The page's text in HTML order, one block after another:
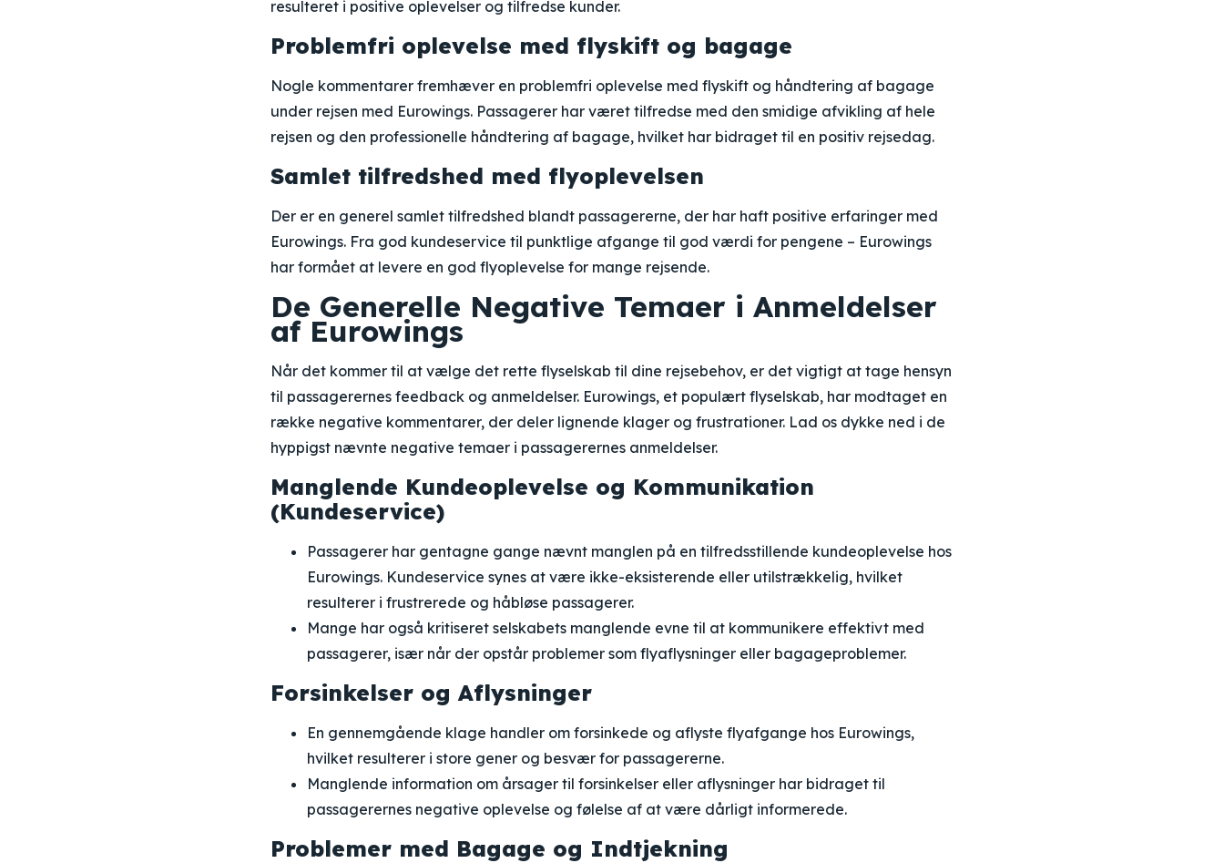
resulteret i positive oplevelser og tilfredse kunder.
Problemfri oplevelse med flyskift og bagage
Nogle kommentarer fremhæver en problemfri oplevelse med flyskift og håndtering af bagage
under rejsen med Eurowings. Passagerer har været tilfredse med den smidige afvikling af hele
rejsen og den professionelle håndtering af bagage, hvilket har bidraget til en positiv rejsedag.
Samlet tilfredshed med flyoplevelsen
Der er en generel samlet tilfredshed blandt passagererne, der har haft positive erfaringer med
Eurowings. Fra god kundeservice til punktlige afgange til god værdi for pengene – Eurowings
har formået at levere en god flyoplevelse for mange rejsende.
De Generelle Negative Temaer i Anmeldelser
af Eurowings
Når det kommer til at vælge det rette flyselskab til dine rejsebehov, er det vigtigt at tage hensyn
til passagerernes feedback og anmeldelser. Eurowings, et populært flyselskab, har modtaget en
række negative kommentarer, der deler lignende klager og frustrationer. Lad os dykke ned i de
hyppigst nævnte negative temaer i passagerernes anmeldelser.
Manglende Kundeoplevelse og Kommunikation
(Kundeservice)
Passagerer har gentagne gange nævnt manglen på en tilfredsstillende kundeoplevelse hos
Eurowings. Kundeservice synes at være ikke-eksisterende eller utilstrækkelig, hvilket
resulterer i frustrerede og håbløse passagerer.
Mange har også kritiseret selskabets manglende evne til at kommunikere effektivt med
passagerer, især når der opstår problemer som flyaflysninger eller bagageproblemer.
Forsinkelser og Aflysninger
En gennemgående klage handler om forsinkede og aflyste flyafgange hos Eurowings,
hvilket resulterer i store gener og besvær for passagererne.
Manglende information om årsager til forsinkelser eller aflysninger har bidraget til
passagerernes negative oplevelse og følelse af at være dårligt informerede.
Problemer med Bagage og Indtjekning